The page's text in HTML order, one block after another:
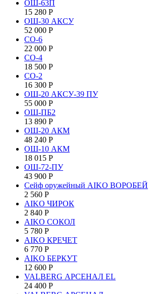
ОШ-63П
15 280 Р
ОШ-30 АКСУ
52 000 Р
СО-6
22 000 Р
СО-4
18 500 Р
СО-2
16 300 Р
ОШ-20 АКСУ-39 ПУ
55 000 Р
ОШ-ПБ2
13 890 Р
ОШ-20 АКМ
48 240 Р
ОШ-10 АКМ
18 015 Р
ОШ-72-ПУ
43 900 Р
Сейф оружейный AIKO ВОРОБЕЙ
2 560 Р
AIKO ЧИРОК
2 840 Р
AIKO СОКОЛ
5 780 Р
AIKO КРЕЧЕТ
6 770 Р
AIKO БЕРКУТ
12 600 Р
VALBERG АРСЕНАЛ EL
24 400 Р